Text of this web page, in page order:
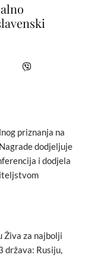
priznanja na
dodjeljuje
i dodjela
Živa za najbolji
država: Rusiju,